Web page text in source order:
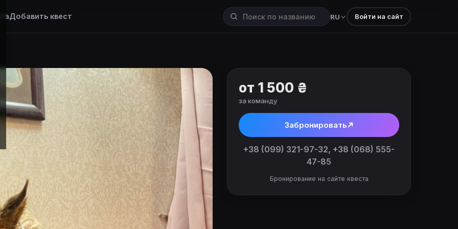
Добавить квест RU Войти на сайт
от 1 500 ₴
за команду
Забронировать
+38 (099) 321-97-32, +38 (068) 555-
47-85
Бронирование на сайте квеста